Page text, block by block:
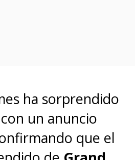
ha sorprendido
un anuncio
que el